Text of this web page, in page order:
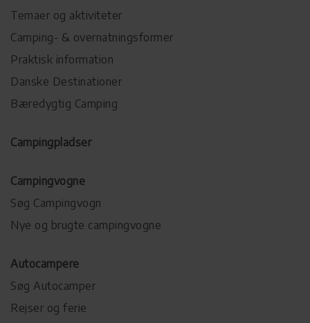
Temaer og aktiviteter
Camping- & overnatningsformer
Praktisk information
Danske Destinationer
Bæredygtig Camping
Campingpladser
Campingvogne
Søg Campingvogn
Nye og brugte campingvogne
Autocampere
Søg Autocamper
Rejser og ferie